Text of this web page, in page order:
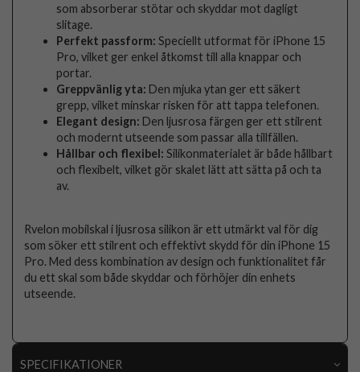
som absorberar stötar och skyddar mot dagligt
slitage.
Perfekt passform: Speciellt utformat för iPhone 15
Pro, vilket ger enkel åtkomst till alla knappar och
portar.
Greppvänlig yta: Den mjuka ytan ger ett säkert
grepp, vilket minskar risken för att tappa telefonen.
Elegant design: Den ljusrosa färgen ger ett stilrent
och modernt utseende som passar alla tillfällen.
Hållbar och flexibel: Silikonmaterialet är både hållbart
och flexibelt, vilket gör skalet lätt att sätta på och ta
av.
Rvelon mobilskal i ljusrosa silikon är ett utmärkt val för dig
som söker ett stilrent och effektivt skydd för din iPhone 15
Pro. Med dess kombination av design och funktionalitet får
du ett skal som både skyddar och förhöjer din enhets
utseende.
SPECIFIKATIONER